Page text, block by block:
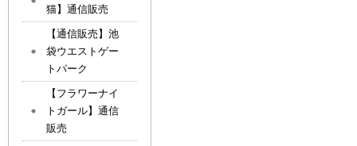
猫】通信販売
【通信販売】池
袋ウエストゲー
トパーク
【フラワーナイ
トガール】通信
販売